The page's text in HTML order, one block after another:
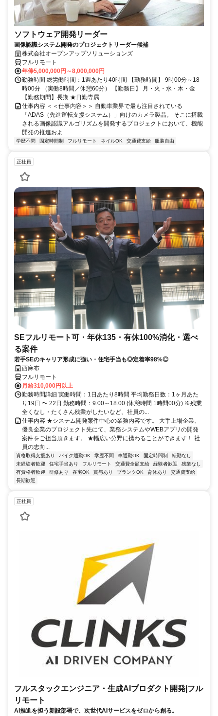
ソフトウェア開発リーダー
画像認識システム開発のプロジェクトリーダー候補
株式会社オープンアップソリューションズ
フルリモート
年俸5,000,000円～8,000,000円
勤務時間 総労働時間：1週あたり40時間 【勤務時間】 9時00分～18
時00分 （実働8時間／休憩60分） 【勤務日】 月・火・水・木・金
【勤務期間】長期 ★日勤専属
仕事内容 ＜＜仕事内容＞＞ 自動車業界で最も注目されている
「ADAS（先進運転支援システム）」向けのカメラ製品。 そこに搭載
される画像認識アルゴリズムを開発するプロジェクトにおいて、機能
開発の推進およ...
学歴不問 固定時間制 フルリモート ネイルOK 交通費支給 服装自由
正社員
SEフルリモート可・年休135・有休100%消化・選べ
る案件
若手SEのキャリア形成に強い・住宅手当も◎定着率98%◎
西麻布
フルリモート
月給310,000円以上
勤務時間詳細 実働時間：1日あたり8時間 平均勤務日数：1ヶ月あた
り19日 〜 22日 勤務時間：9:00～18:00 (休憩時間 1時間00分) ※残業
全くなし・たくさん残業がしたいなど、社員の...
仕事内容 ★システム開発案件中心の業務内容です。 大手上場企業、
優良企業のプロジェクト先にて、業務システムやWEBアプリの開発
案件をご担当頂きます。 ★幅広い分野に携わることができます！ 社
員の志向...
資格取得支援あり バイク通勤OK 学歴不問 車通勤OK 固定時間制
転勤なし
未経験者歓迎
住宅手当あり フルリモート 交通費全額支給 経験者歓迎
残業なし
有資格者歓迎
研修あり 在宅OK 賞与あり ブランクOK 育休あり
交通費支給
長期歓迎
正社員
フルスタックエンジニア・生成AIプロダクト開発|フル
リモート
AI推進を担う新設部署で、次世代AIサービスをゼロから創る。